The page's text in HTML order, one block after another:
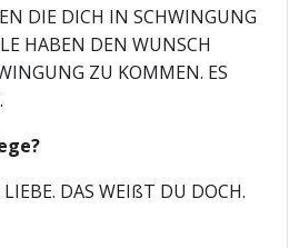
DIE DICH IN SCHWINGUNG
HABEN DEN WUNSCH
ZU KOMMEN. ES
DAS WEIßT DU DOCH.